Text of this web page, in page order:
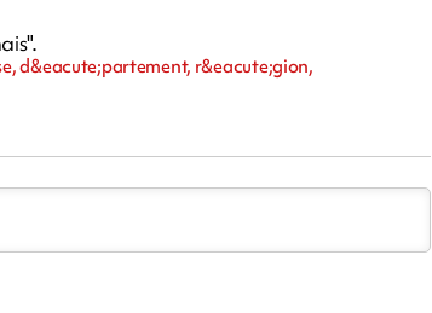
d&eacute;partement, r&eacute;gion,